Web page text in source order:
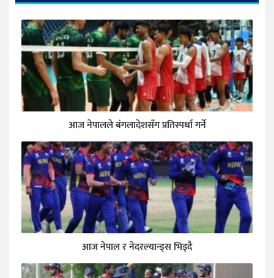
आज नेपालले बंगलादेशसँग प्रतिस्पर्धा गर्ने
आज नेपाल र नेदरल्यान्ड्स भिड्दै